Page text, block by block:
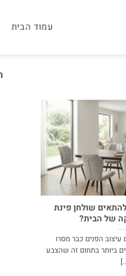
עמוד הבית
שולחן פינת
של הבית?
עיצוב הפנים כבר מסרו
ביותר בתחום זה שהצבע